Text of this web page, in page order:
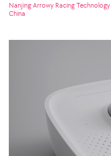
Nanjing Arrowy Racing Technology
China